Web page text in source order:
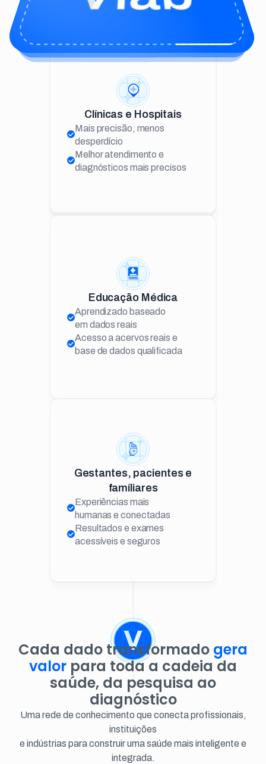
cadeia da saúde.
Clínicas e Hospitais
Mais precisão, menos
desperdício
Melhor atendimento e
diagnósticos mais precisos
Educação Médica
Aprendizado baseado
em dados reais
Acesso a acervos reais e
base de dados qualificada
Gestantes, pacientes e
famíliares
Experiências mais
humanas e conectadas
Resultados e exames
acessíveis e seguros
Cada dado transformado gera
valor para toda a cadeia da
saúde, da pesquisa ao
diagnóstico
Uma rede de conhecimento que conecta profissionais,
instituições
e indústrias para construir uma saúde mais inteligente e
integrada.